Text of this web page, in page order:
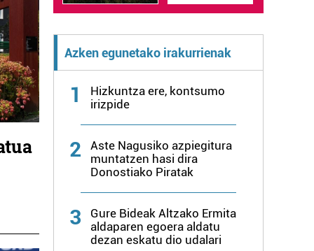
Azken egunetako irakurrienak
1
Hizkuntza ere, kontsumo
irizpide
2
Aste Nagusiko azpiegitura
muntatzen hasi dira
Donostiako Piratak
3
Gure Bideak Altzako Ermita
aldaparen egoera aldatu
dezan eskatu dio udalari